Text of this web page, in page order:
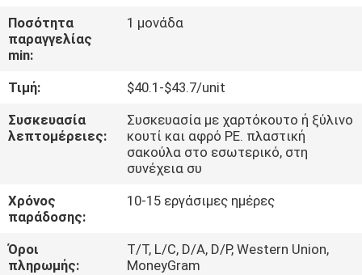
ΠΟΙΟΤΙΚΌΣ
ΈΛΕΓΧΟΣ
ΜΑΣ
ΕΛΆΤΕ
ΜΕ
ΕΙΔΉΣΕΙΣ
Ποσότητα
παραγγελίας
min:
1 μονάδα
Τιμή:
$40.1-$43.7/unit
Συσκευασία
λεπτομέρειες:
Συσκευασία με χαρτόκουτο ή ξύλινο
κουτί και αφρό PE. πλαστική
σακούλα στο εσωτερικό, στη
συνέχεια συ
Χρόνος
παράδοσης:
10-15 εργάσιμες ημέρες
Όροι
πληρωμής:
T/T, L/C, D/A, D/P, Western Union,
MoneyGram